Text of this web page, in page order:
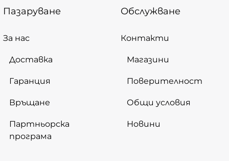
Пазаруване
За нас
Доставка
Гаранция
Връщане
Партньорска
програма
Обслужване
Контакти
Магазини
Поверителност
Общи условия
Новини